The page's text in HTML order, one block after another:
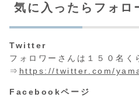
気に入ったらフォロ
Twitter
フォロワーさんは１５０名く
⇒ https://twitter.com/
Facebookページ